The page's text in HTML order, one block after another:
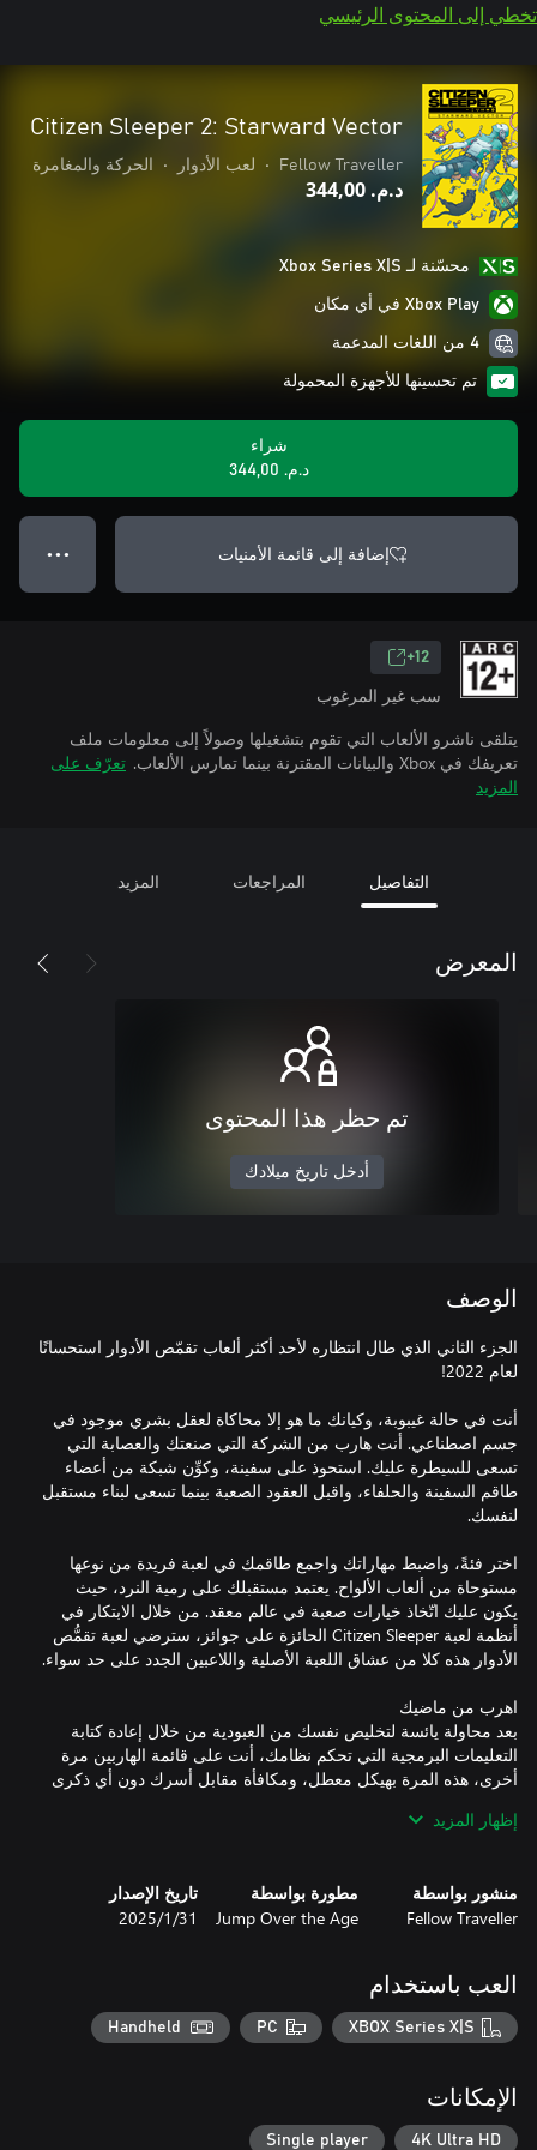
تخطي إلى المحتوى الرئيسي
Citizen Sleeper 2: Starward Vector
Fellow Traveller
• لعب الأدوار • الحركة والمغامرة
د.م.‏ 344,00
محسّنة لـ Xbox Series X|S
Xbox Play في أي مكان
4 من اللغات المدعمة
تم تحسينها للأجهزة المحمولة
شراء
د.م.‏ 344,00
إضافة إلى قائمة الأمنيات ● ● ●
12+
سب غير المرغوب
يتلقى ناشرو الألعاب التي تقوم بتشغيلها وصولاً إلى معلومات ملف
تعريفك في Xbox والبيانات المقترنة بينما تمارس الألعاب.
تعرّف على
المزيد
التفاصيل المراجعات المزيد
المعرض
تم حظر هذا المحتوى
أدخل تاريخ ميلادك
الوصف
الجزء الثاني الذي طال انتظاره لأحد أكثر ألعاب تقمّص الأدوار استحسانًا
أنت في حالة غيبوبة، وكيانك ما هو إلا محاكاة لعقل بشري موجود في
جسم اصطناعي. أنت هارب من الشركة التي صنعتك والعصابة التي
تسعى للسيطرة عليك. استحوذ على سفينة، وكوِّن شبكة من أعضاء
طاقم السفينة والحلفاء، واقبل العقود الصعبة بينما تسعى لبناء مستقبل
اختر فئةً، واضبط مهاراتك واجمع طاقمك في لعبة فريدة من نوعها
مستوحاة من ألعاب الألواح. يعتمد مستقبلك على رمية النرد، حيث
يكون عليك اتّخاذ خيارات صعبة في عالم معقد. من خلال الابتكار في
أنظمة لعبة Citizen Sleeper الحائزة على جوائز، سترضي لعبة تقمُّص
بعد محاولة يائسة لتخليص نفسك من العبودية من خلال إعادة كتابة
التعليمات البرمجية التي تحكم نظامك، أنت على قائمة الهاربين مرة
أخرى، هذه المرة بهيكل معطل، ومكافأة مقابل أسرك دون أي ذكرى
الثاني من اللعبة. تحكَّم في مستوى إجهادك أو اجعل نردك يتلقّى
الضرر. تعامل مع الأخطاء عند ظهورها في نظامك. ادفع نفسك نحو
تتمتع كل فئة من فئات الشخصيات الآن بقدرة "دفع" فريدة من نوعها
يمكن أن تساعدك على تحويل مسار مهمة صعبة أو إرسالك إلى
إظهار المزيد
منشور بواسطة
Fellow Traveller
مطورة بواسطة
Jump Over the Age
تاريخ الإصدار
31‏/1‏/2025
العب باستخدام
XBOX Series X|S
PC
Handheld
الإمكانات
4K Ultra HD
Single player